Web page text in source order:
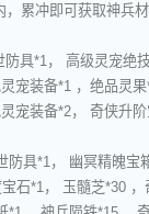
，累冲即可获取神兵
防具*1， 高级灵宠绝
宠装备*1 ，绝品灵
宠装备*2， 奇侠升
防具*1， 幽冥精魄宝
石*1， 玉髓芝*30